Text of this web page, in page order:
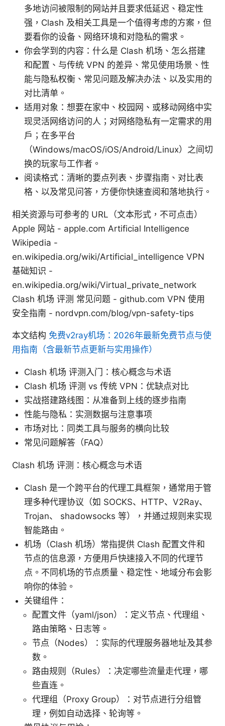
多地访问被限制的网站并且要求低延迟、稳定性
强，Clash 及相关工具是一个值得考虑的方案，但
要看你的设备、网络环境和对隐私的需求。
你会学到的内容：什么是 Clash 机场、怎么搭建
和配置、与传统 VPN 的差异、常见使用场景、性
能与隐私权衡、常见问题及解决办法、以及实用的
对比清单。
适用对象：想要在家中、校园网、或移动网络中实
现灵活网络访问的人；对网络隐私有一定需求的用
户；在多平台
（Windows/macOS/iOS/Android/Linux）之间切
换的玩家与工作者。
阅读格式：清晰的要点列表、步骤指南、对比表
格、以及常见问答，方便你快速查阅和落地执行。
相关资源与可参考的 URL（文本形式，不可点击）
Apple 网站 - apple.com Artificial Intelligence
Wikipedia -
en.wikipedia.org/wiki/Artificial_intelligence VPN
基础知识 -
en.wikipedia.org/wiki/Virtual_private_network
Clash 机场 评测 常见问题 - github.com VPN 使用
安全指南 - nordvpn.com/blog/vpn-safety-tips
本文结构 免费v2ray机场：2026年最新免费节点与使
用指南（含最新节点更新与实用操作）
Clash 机场 评测入门：核心概念与术语
Clash 机场 评测 vs 传统 VPN：优缺点对比
实战搭建路线图：从准备到上线的逐步指南
性能与隐私：实测数据与注意事项
市场对比：同类工具与服务的横向比较
常见问题解答（FAQ）
Clash 机场 评测：核心概念与术语
Clash 是一个跨平台的代理工具框架，通常用于管
理多种代理协议（如 SOCKS、HTTP、V2Ray、
Trojan、 shadowsocks 等），并通过规则来实现
智能路由。
机场（Clash 机场）常指提供 Clash 配置文件和
节点的信息源，方便用户快速接入不同的代理节
点。不同机场的节点质量、稳定性、地域分布会影
响你的体验。
关键组件：
配置文件（yaml/json）：定义节点、代理组、
路由策略、日志等。
节点（Nodes）：实际的代理服务器地址及其参
数。
路由规则（Rules）：决定哪些流量走代理，哪
些直连。
代理组（Proxy Group）：对节点进行分组管
理，例如自动选择、轮询等。